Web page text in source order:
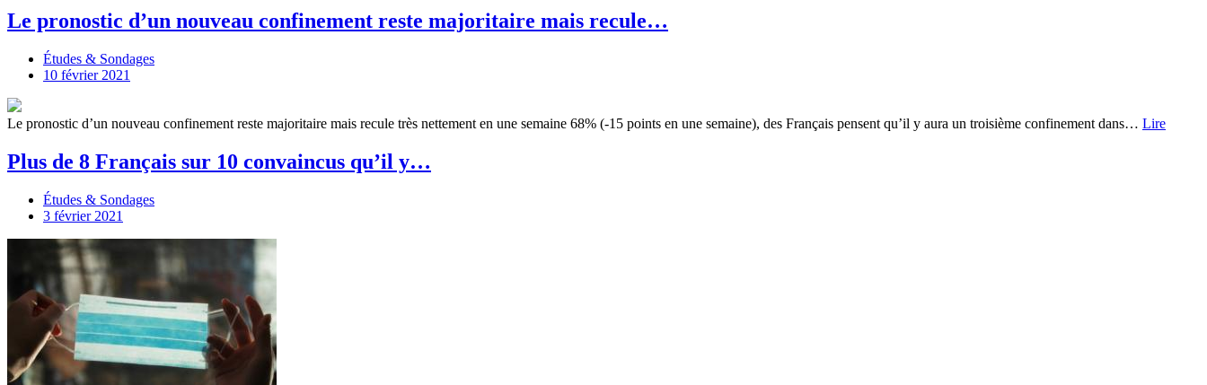
Le pronostic d’un nouveau confinement reste majoritaire mais recule…
Études & Sondages
10 février 2021
Le pronostic d’un nouveau confinement reste majoritaire mais recule très nettement en une semaine 68% (-15 points en une semaine), des Français pensent qu’il y aura un troisième confinement dans… Lire
Plus de 8 Français sur 10 convaincus qu’il y…
Études & Sondages
3 février 2021